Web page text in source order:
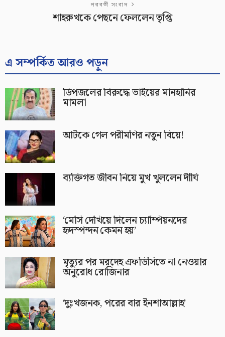
পরবর্তী সংবাদ
শাহরুখকে পেছনে ফেললেন তৃপ্তি
এ সম্পর্কিত আরও পড়ুন
ডিপজলের বিরুদ্ধে ভাইয়ের মানহানির
মামলা
আটকে গেল পরীমণির নতুন বিয়ে!
ব্যক্তিগত জীবন নিয়ে মুখ খুললেন দীঘি
‘মেসি দেখিয়ে দিলেন চ্যাম্পিয়নদের
হৃদস্পন্দন কেমন হয়’
মৃত্যুর পর মরদেহ এফডিসিতে না নেওয়ার
অনুরোধ রোজিনার
‘দুঃখজনক, পরের বার ইনশাআল্লাহ’